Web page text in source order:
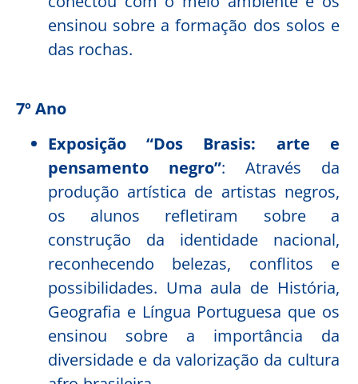
ensinou sobre a formação dos solos e
das rochas.
7º Ano
Exposição “Dos Brasis: arte e
pensamento negro”: Através da
produção artística de artistas negros,
os alunos refletiram sobre a
construção da identidade nacional,
reconhecendo belezas, conflitos e
possibilidades. Uma aula de História,
Geografia e Língua Portuguesa que os
ensinou sobre a importância da
diversidade e da valorização da cultura